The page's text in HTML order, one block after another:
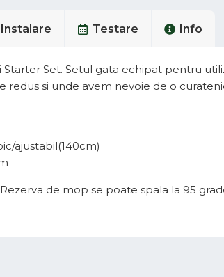
Instalare Testare Info
Set. Setul gata echipat pentru
redus si unde avem nevoie de o
ajustabil(140cm)
de mop se poate spala la 95